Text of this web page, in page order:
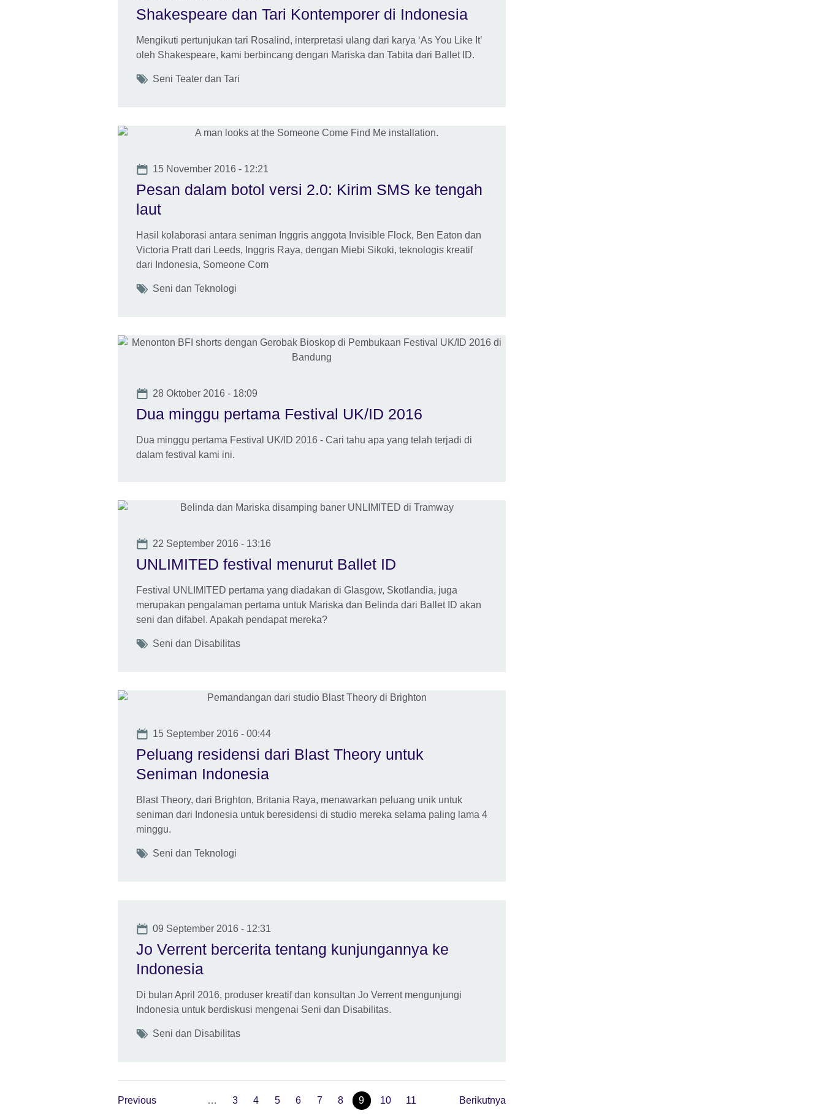
Shakespeare dan Tari Kontemporer di Indonesia
Mengikuti pertunjukan tari Rosalind, interpretasi ulang dari karya ‘As You Like It’
oleh Shakespeare, kami berbincang dengan Mariska dan Tabita dari Ballet ID.
Tags
Seni Teater dan Tari
Date
15 November 2016 - 12:21
Pesan dalam botol versi 2.0: Kirim SMS ke tengah
laut
Hasil kolaborasi antara seniman Inggris anggota Invisible Flock, Ben Eaton dan
Victoria Pratt dari Leeds, Inggris Raya, dengan Miebi Sikoki, teknologis kreatif
dari Indonesia, Someone Com
Tags
Seni dan Teknologi
Date
28 Oktober 2016 - 18:09
Dua minggu pertama Festival UK/ID 2016
Dua minggu pertama Festival UK/ID 2016 - Cari tahu apa yang telah terjadi di
dalam festival kami ini.
Date
22 September 2016 - 13:16
UNLIMITED festival menurut Ballet ID
Festival UNLIMITED pertama yang diadakan di Glasgow, Skotlandia, juga
merupakan pengalaman pertama untuk Mariska dan Belinda dari Ballet ID akan
seni dan difabel. Apakah pendapat mereka?
Tags
Seni dan Disabilitas
Date
15 September 2016 - 00:44
Peluang residensi dari Blast Theory untuk
Seniman Indonesia
Blast Theory, dari Brighton, Britania Raya, menawarkan peluang unik untuk
seniman dari Indonesia untuk beresidensi di studio mereka selama paling lama 4
minggu.
Tags
Seni dan Teknologi
Date
09 September 2016 - 12:31
Jo Verrent bercerita tentang kunjungannya ke
Indonesia
Di bulan April 2016, produser kreatif dan konsultan Jo Verrent mengunjungi
Indonesia untuk berdiskusi mengenai Seni dan Disabilitas.
Tags
Seni dan Disabilitas
Previous … 3 4 5 6 7 8 9 10 11 Berikutnya